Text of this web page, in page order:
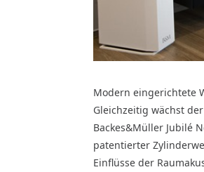
Modern eingerichtete
Gleichzeitig wächst
Backes&Müller Jubilé
patentierter
Einflüsse der